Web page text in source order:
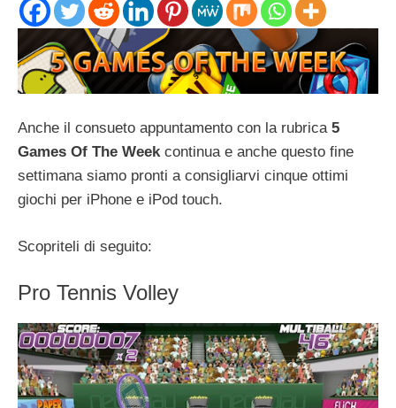
Anche il consueto appuntamento con la rubrica 5
Games Of The Week continua e anche questo fine
settimana siamo pronti a consigliarvi cinque ottimi
giochi per iPhone e iPod touch.
Scopriteli di seguito:
Pro Tennis Volley